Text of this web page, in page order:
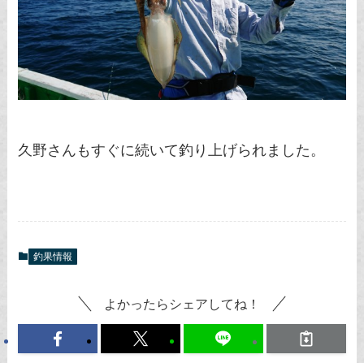
久野さんもすぐに続いて釣り上げられました。
釣果情報
よかったらシェアしてね！